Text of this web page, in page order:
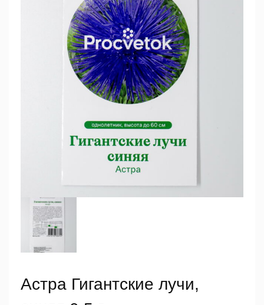
Астра Гигантские лучи,